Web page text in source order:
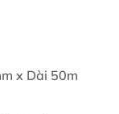
x Dài 50m